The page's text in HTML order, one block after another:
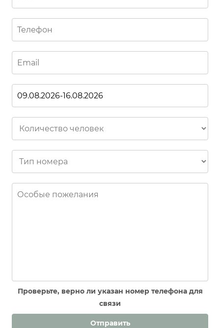
Проверьте, верно ли указан номер телефона для
связи
Отправить